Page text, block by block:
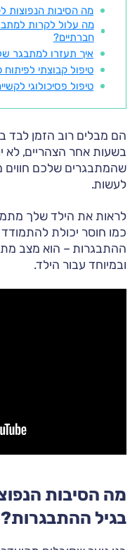
מה הסיבות הנפוצות
מה עלול לקרות
חברתיים?
איך תעזרו למתבגר
טיפול קבוצתי
טיפול פסיכולוגי
הם מבלים רוב הזמן לבד
בשעות אחר הצהריים, לא
שהמתבגרים שלכם חווים
לעשות.
לראות את הילד שלך
כמו חוסר יכולת
ההתבגרות – הוא מצב
ובמיוחד עבור הילד.
מה הסיבות
בגיל ההתבגרות?